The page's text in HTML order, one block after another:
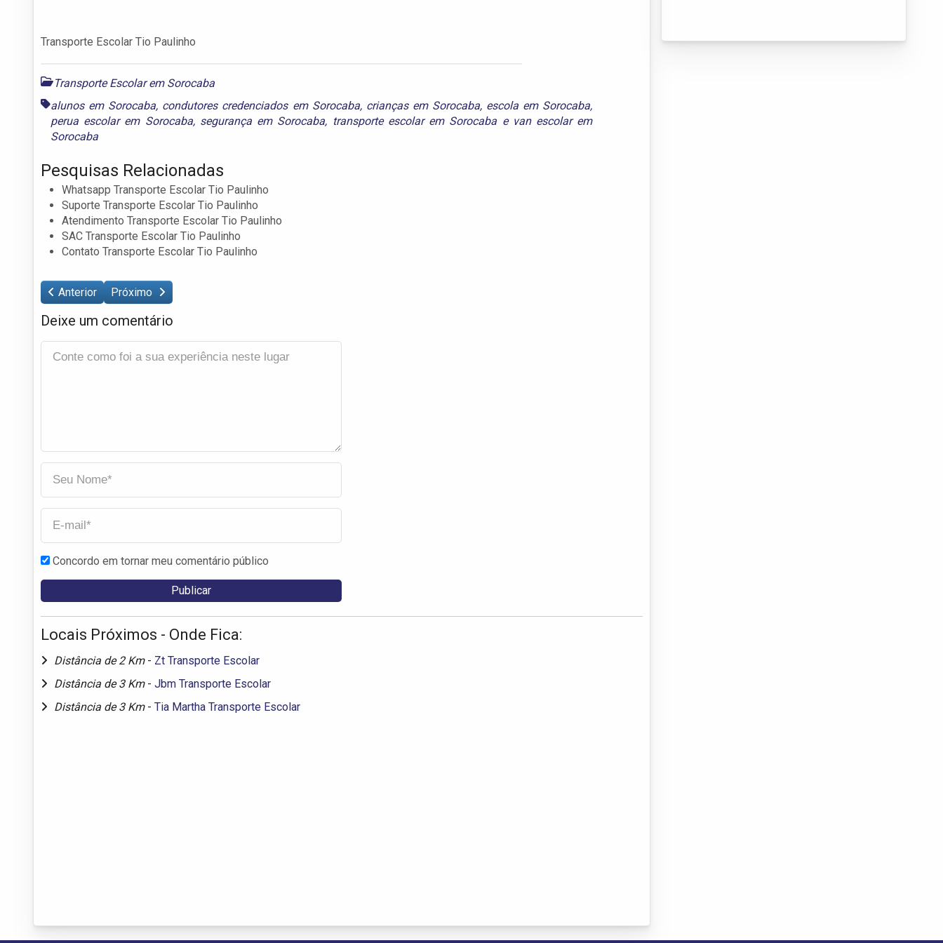
Transporte Escolar Tio Paulinho
Transporte Escolar em Sorocaba
alunos em Sorocaba, condutores credenciados em Sorocaba, crianças em Sorocaba, escola em Sorocaba,
perua escolar em Sorocaba, segurança em Sorocaba, transporte escolar em Sorocaba e van escolar em
Sorocaba
Pesquisas Relacionadas
Whatsapp Transporte Escolar Tio Paulinho
Suporte Transporte Escolar Tio Paulinho
Atendimento Transporte Escolar Tio Paulinho
SAC Transporte Escolar Tio Paulinho
Contato Transporte Escolar Tio Paulinho
Anterior Próximo
Deixe um comentário
Concordo em tornar meu comentário público
Locais Próximos - Onde Fica:
Distância de 2 Km - Zt Transporte Escolar
Distância de 3 Km - Jbm Transporte Escolar
Distância de 3 Km - Tia Martha Transporte Escolar